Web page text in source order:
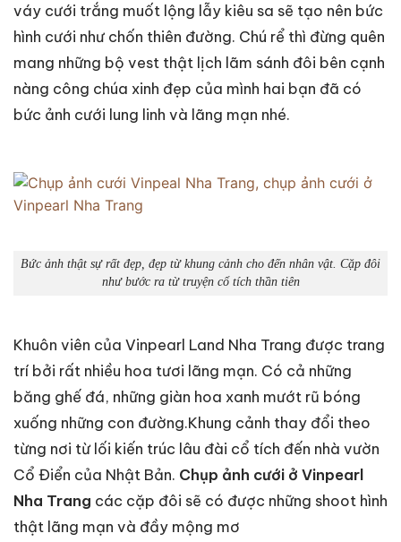
váy cưới trắng muốt lộng lẫy kiêu sa sẽ tạo nên bức
hình cưới như chốn thiên đường. Chú rể thì đừng quên
mang những bộ vest thật lịch lãm sánh đôi bên cạnh
nàng công chúa xinh đẹp của mình hai bạn đã có
bức ảnh cưới lung linh và lãng mạn nhé.
Bức ảnh thật sự rất đẹp, đẹp từ khung cảnh cho đến nhân vật. Cặp đôi
như bước ra từ truyện cổ tích thần tiên
Khuôn viên của Vinpearl Land Nha Trang được trang
trí bởi rất nhiều hoa tươi lãng mạn. Có cả những
băng ghế đá, những giàn hoa xanh mướt rũ bóng
xuống những con đường.Khung cảnh thay đổi theo
từng nơi từ lối kiến trúc lâu đài cổ tích đến nhà vườn
Cổ Điển của Nhật Bản. Chụp ảnh cưới ở Vinpearl
Nha Trang các cặp đôi sẽ có được những shoot hình
thật lãng mạn và đầy mộng mơ